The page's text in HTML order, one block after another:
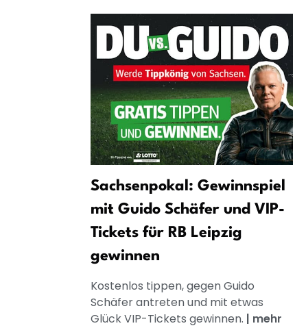
Sachsenpokal: Gewinnspiel
mit Guido Schäfer und VIP-
Tickets für RB Leipzig
gewinnen
Kostenlos tippen, gegen Guido
Schäfer antreten und mit etwas
Glück VIP-Tickets gewinnen. | mehr